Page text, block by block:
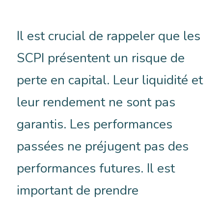
Il est crucial de rappeler que les
SCPI présentent un risque de
perte en capital. Leur liquidité et
leur rendement ne sont pas
garantis. Les performances
passées ne préjugent pas des
performances futures. Il est
important de prendre